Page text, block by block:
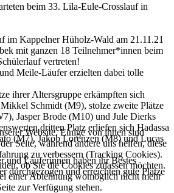
beim 33. Lila-Eule-Crosslauf in
im Kappelner Hüholz-Wald am 21.11.21
mit ganzen 18 Teilnehmer*innen beim
vertreten!
Meile-Läufer erzielten dabei tolle
ihrer Altersgruppe erkämpften sich
Schmidt (M9), stolze zweite Plätze
Jasper Brode (M10) und Jule Dierks
dritten Platz erliefen sich Hadassa
(M7), Jakob Lorenzen (M8) und Lucas
und Läuferinnen haben ihr Bestes
durchgezogen und erreichten gute Plätze
Website. Einige von ihnen sind
Seite, während andere uns helfen, diese
zu verbessern (Tracking Cookies).
ob Sie die Cookies zulassen möchten.
einer Ablehnung womöglich nicht mehr
zur Verfügung stehen.